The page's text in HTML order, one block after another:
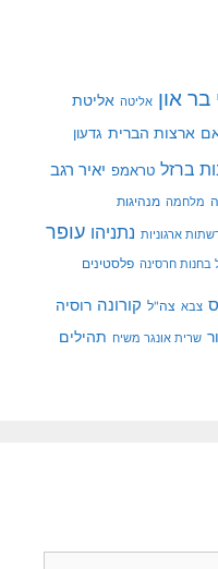
בר און אליטה אליטת
ארצות הברית גדעון
ברזל טראמפ יאיר רגב
מלחמה מנהיגות
ארגוניות נתניהו עופר
בחנות חרסינה פלסטינים
צבא צה"ל קורונה רוסיה
שרית אונגר משיח תהילים